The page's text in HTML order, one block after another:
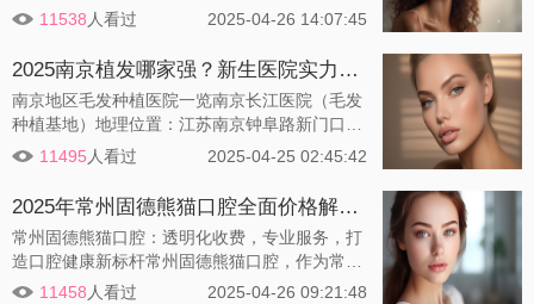
市内涌现了众多专业的超声波洁牙医院，以下是
医院口碑排名前十的医院介绍：
2025-04-26 14:07:45
11538 人看过
2025南京植发哪家强？新生医院实力解析！
南京地区毛发种植医院一览南京长江医院（毛发
种植基地）地理位置：江苏南京钟阜路新门口18
号（南京市鼓楼区新门口18号）成立时间：200
发朋友带来新生，成为华东地区较早成立的毛发
种植基地。业务范围：提供头发种植、鬓发种
植、眉毛种植、睫毛种植、胡须种植、胸毛种
植、腋毛种植、体毛种植等服务，以及毛发检
测、中医理疗。技术特色：采用FUT、FUE、TD
2025-04-25 02:45:42
11495 人看过
2025年常州固德熊猫口腔全面价格解析：种植牙、隐形矫正、儿童齿科优惠活动一览
常州固德熊猫口腔：透明化收费，专业服务，打
造口腔健康新标杆常州固德熊猫口腔，作为常州
地区数字化口腔诊疗的领军机构，以其透明化的
2025-04-26 09:21:48
11458人看过